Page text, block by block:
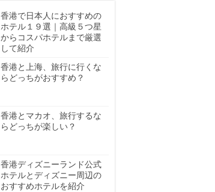
香港で日本人におすすめの
ホテル１９選｜高級５つ星
からコスパホテルまで厳選
して紹介
香港と上海、旅行に行くな
らどっちがおすすめ？
香港とマカオ、旅行するな
らどっちが楽しい？
香港ディズニーランド公式
ホテルとディズニー周辺の
おすすめホテルを紹介